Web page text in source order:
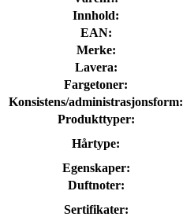
Innhold:
EAN:
Merke:
Lavera:
Fargetoner:
Konsistens/administrasjonsform:
Produkttyper:
Hårtype:
Egenskaper:
Duftnoter:
Sertifikater: